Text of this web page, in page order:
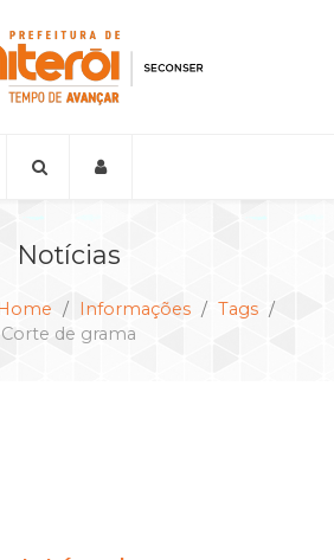
Notícias
Informações
Tags
Corte de grama